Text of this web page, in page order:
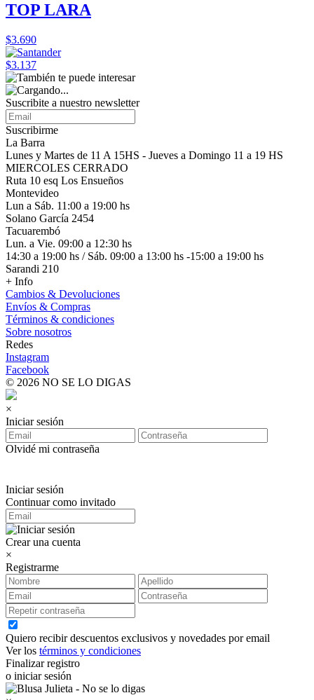
TOP LARA
$3.690
$3.137
Suscribite a nuestro newsletter
Suscribirme
La Barra
Lunes y Martes de 11 A 15HS - Jueves a Domingo 11 a 19 HS
MIERCOLES CERRADO
Ruta 10 esq Los Ensueños
Montevideo
Lun a Sáb. 11:00 a 19:00 hs
Solano García 2454
Tacuarembó
Lun. a Vie. 09:00 a 12:30 hs
14:30 a 19:00 hs / Sáb. 09:00 a 13:00 hs -15:00 a 19:00 hs
Sarandi 210
+ Info
Cambios & Devoluciones
Envíos & Compras
Términos & condiciones
Sobre nosotros
Redes
Instagram
Facebook
© 2026 NO SE LO DIGAS
×
Iniciar sesión
Olvidé mi contraseña
Iniciar sesión
Continuar como invitado
Crear una cuenta
×
Registrarme
Quiero recibir descuentos exclusivos y novedades por email
Ver los términos y condiciones
Finalizar registro
o iniciar sesión